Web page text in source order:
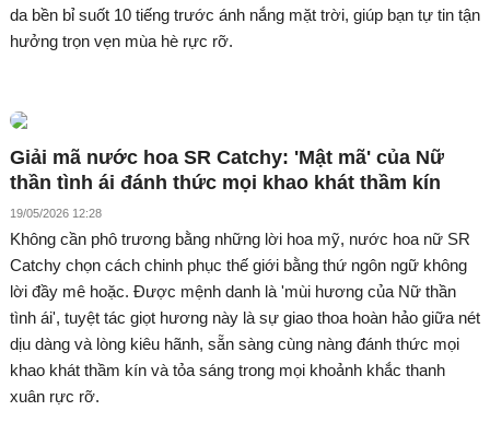
da bền bỉ suốt 10 tiếng trước ánh nắng mặt trời, giúp bạn tự tin tận
hưởng trọn vẹn mùa hè rực rỡ.
Giải mã nước hoa SR Catchy: 'Mật mã' của Nữ
thần tình ái đánh thức mọi khao khát thầm kín
19/05/2026 12:28
Không cần phô trương bằng những lời hoa mỹ, nước hoa nữ SR
Catchy chọn cách chinh phục thế giới bằng thứ ngôn ngữ không
lời đầy mê hoặc. Được mệnh danh là 'mùi hương của Nữ thần
tình ái', tuyệt tác giọt hương này là sự giao thoa hoàn hảo giữa nét
dịu dàng và lòng kiêu hãnh, sẵn sàng cùng nàng đánh thức mọi
khao khát thầm kín và tỏa sáng trong mọi khoảnh khắc thanh
xuân rực rỡ.